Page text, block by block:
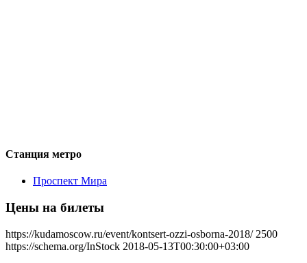
Станция метро
Проспект Мира
Цены на билеты
https://kudamoscow.ru/event/kontsert-ozzi-osborna-2018/ 2500
https://schema.org/InStock 2018-05-13T00:30:00+03:00